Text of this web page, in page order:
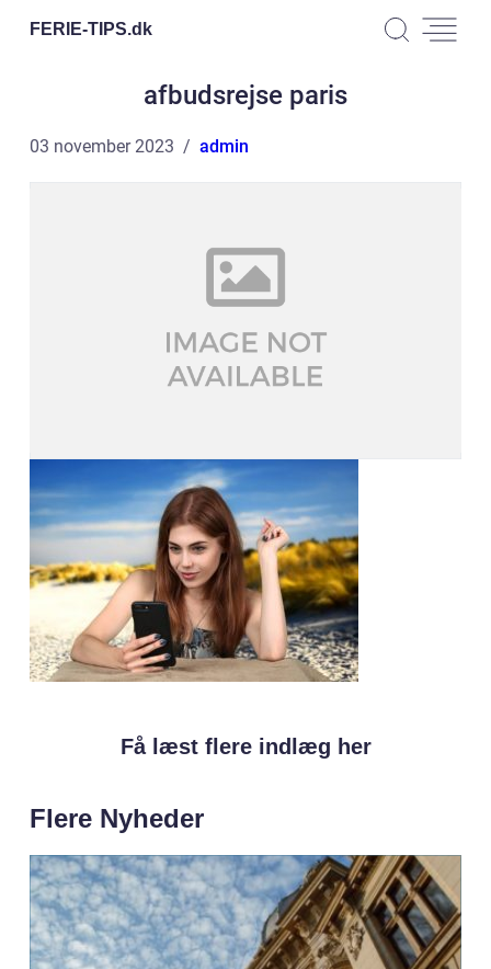
FERIE-TIPS.dk
afbudsrejse paris
03 november 2023 admin
Få læst flere indlæg her
Flere Nyheder